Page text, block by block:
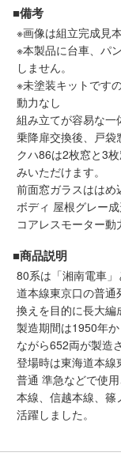
お役立ち情報
鉄道模型の情報
メルマガ登録
ご注文方法
ヘルプページ
お問い合せ
ログイン/マイペ
お気に入りリスト
■備考
※画像は組立完成見
※本製品に台車、パ
しません。
※未塗装キットです
動力なし
組み立てが容易な一
乗降扉交換後、戸
クハ86は2枚窓と3
みいただけます。
前面窓ガラスははめ
ボディ 屋根グレー
コアレスモーター
■商品説明
80系は「湘南電車
道本線東京口の普
換えを目的に長大編
製造期間は1950年
ながら652両が製造
登場時は東海道本
普通 準急などで使
本線、信越本線、篠
活躍しました。